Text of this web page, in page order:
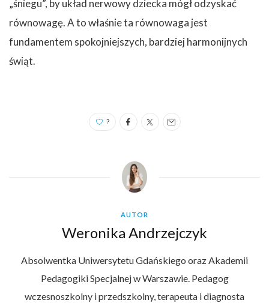
„śniegu”, by układ nerwowy dziecka mógł odzyskać
równowagę. A to właśnie ta równowaga jest
fundamentem spokojniejszych, bardziej harmonijnych
świąt.
?
AUTOR
Weronika Andrzejczyk
Absolwentka Uniwersytetu Gdańskiego oraz Akademii
Pedagogiki Specjalnej w Warszawie. Pedagog
wczesnoszkolny i przedszkolny, terapeuta i diagnosta